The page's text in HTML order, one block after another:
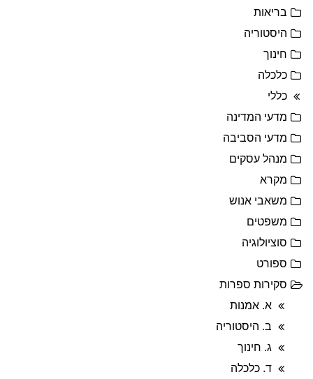
בריאות
היסטוריה
חינוך
כלכלה
כללי
מדעי המדינה
מדעי הסביבה
מנהל עסקים
מקרא
משאבי אנוש
משפטים
סוציולוגיה
ספורט
סקירות ספרות
א. אמנות
ב. היסטוריה
ג. חינוך
ד. כלכלה